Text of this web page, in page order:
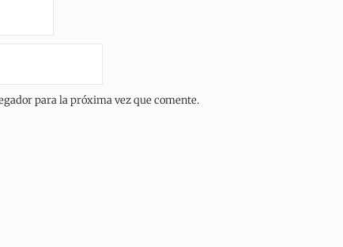
para la próxima vez que comente.